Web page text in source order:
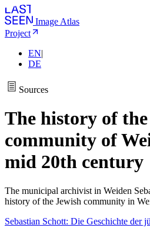
Image Atlas
Project
EN|
DE
Sources
The history of
community of
mid 20th century
The municipal archivist in Weiden
history of the Jewish community in
Sebastian Schott: Die Geschichte der